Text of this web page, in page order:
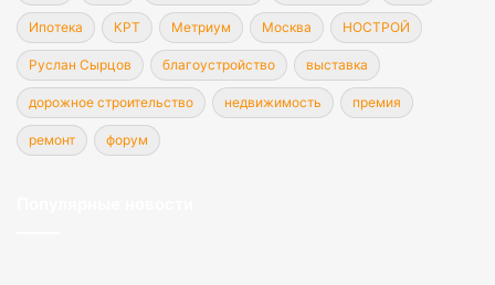
Ипотека КРТ Метриум Москва НОСТРОЙ
Руслан Сырцов благоустройство выставка
дорожное строительство недвижимость премия
ремонт форум